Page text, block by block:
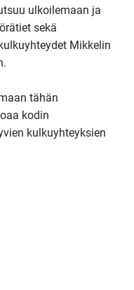
ulkoilemaan ja
sekä
Mikkelin
tähän
kodin
kulkuyhteyksien